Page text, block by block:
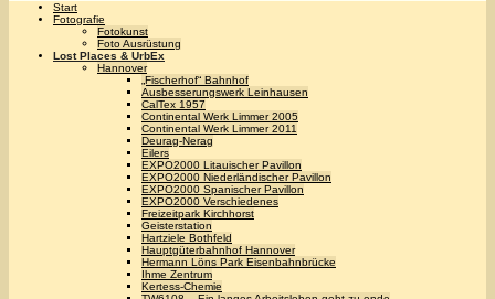
Start
Fotografie
Fotokunst
Foto Ausrüstung
Lost Places & UrbEx
Hannover
„Fischerhof“ Bahnhof
Ausbesserungswerk Leinhausen
CalTex 1957
Continental Werk Limmer 2005
Continental Werk Limmer 2011
Deurag-Nerag
Eilers
EXPO2000 Litauischer Pavillon
EXPO2000 Niederländischer Pavillon
EXPO2000 Spanischer Pavillon
EXPO2000 Verschiedenes
Freizeitpark Kirchhorst
Geisterstation
Hartziele Bothfeld
Hauptgüterbahnhof Hannover
Hermann Löns Park Eisenbahnbrücke
Ihme Zentrum
Kertess-Chemie